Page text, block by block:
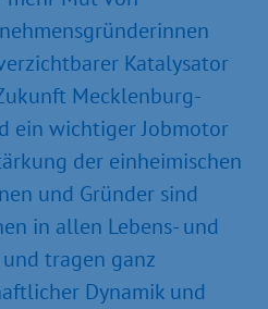
Katalysator
Mecklenburg-
ein wichtiger Jobmotor
der einheimischen
und Gründer sind
in allen Lebens- und
tragen ganz
Dynamik und